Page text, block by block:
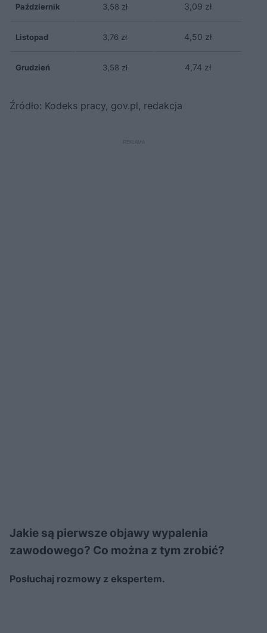
Październik 3,58 zł 3,09 zł
Listopad 3,76 zł 4,50 zł
Grudzień 3,58 zł 4,74 zł
Źródło: Kodeks pracy, gov.pl, redakcja
Jakie są pierwsze objawy wypalenia
zawodowego? Co można z tym zrobić?
Posłuchaj rozmowy z ekspertem.